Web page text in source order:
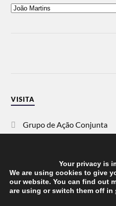
VISITA
Grupo de Ação Conjunta
Vida Justa
dezanove
Your privacy is
We are using cookies to give
our website. You can find out
are using or switch them off in